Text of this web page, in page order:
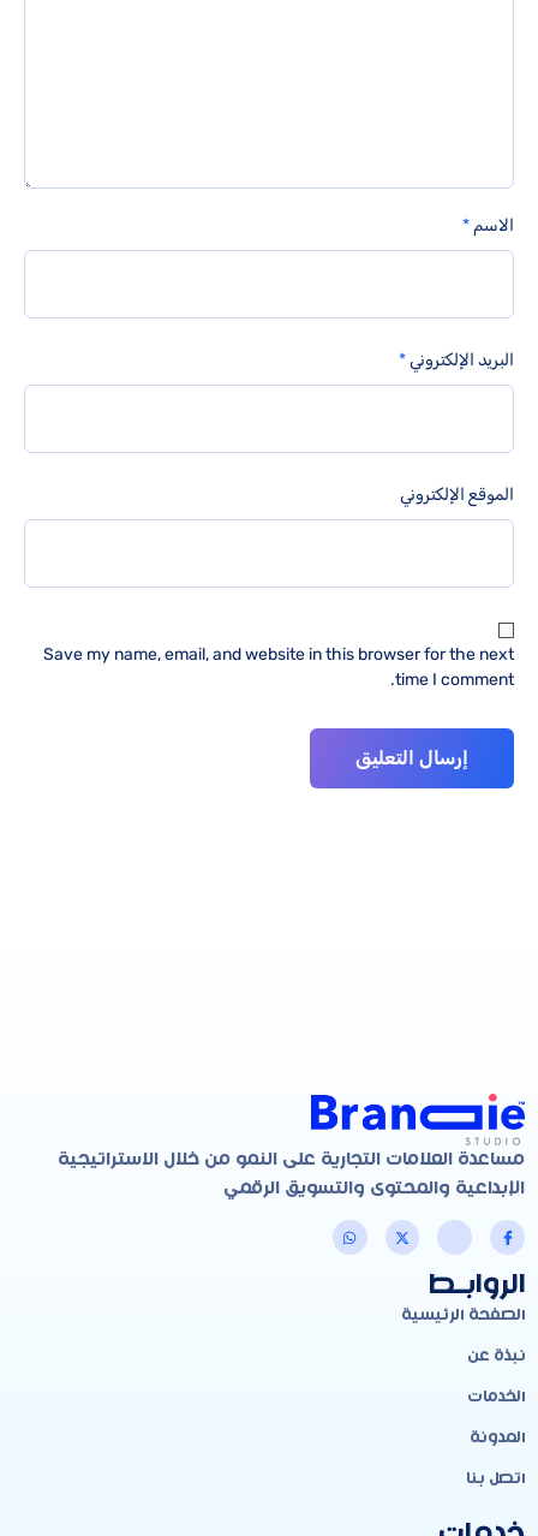
الاسم *
البريد الإلكتروني*
الموقع الإلكتروني
Save my name, email, and website in this browser for the next
time I comment.
مساعدة العلامات التجارية على النمو من خلال الاستراتيجية
الإبداعية والمحتوى والتسويق الرقمي
الروابـط
الصفحة الرئيسية
نبذة عن
الخدمات
المدونة
اتصل بنا